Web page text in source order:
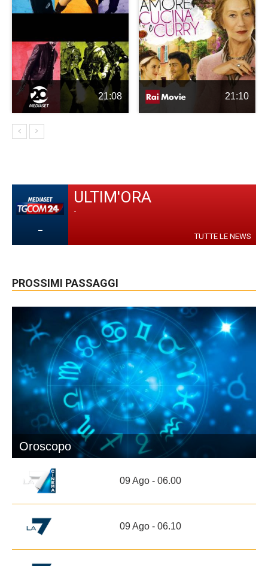
21:08 21:10
-
ULTIM'ORA
-
TUTTE LE NEWS
PROSSIMI PASSAGGI
Oroscopo
09 Ago - 06.00
09 Ago - 06.10